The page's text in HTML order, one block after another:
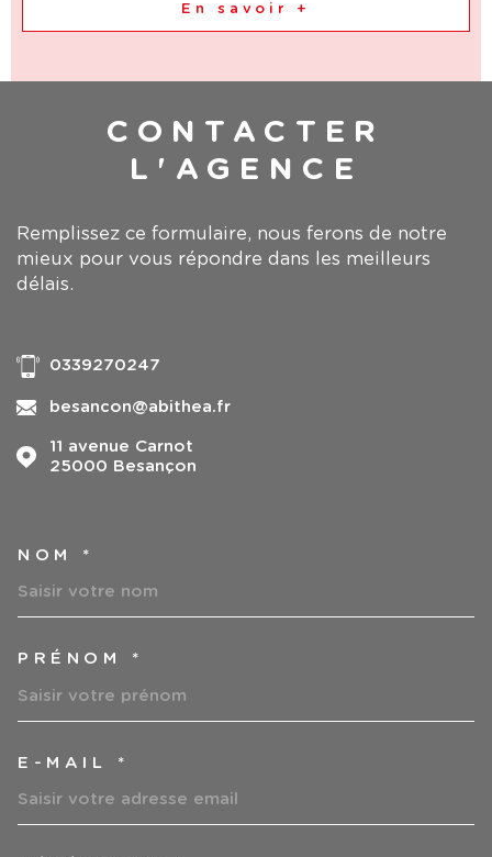
En savoir +
CONTACTER
L'AGENCE
Remplissez ce formulaire, nous ferons de notre
mieux pour vous répondre dans les meilleurs
délais.
0339270247
besancon@abithea.fr
11 avenue Carnot
25000
Besançon
NOM *
PRÉNOM *
E-MAIL *